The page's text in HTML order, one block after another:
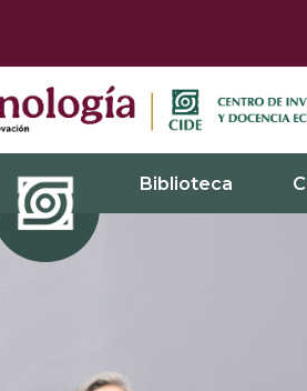
Biblioteca